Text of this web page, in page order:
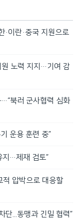
·이란·중국 지원으로
원 노력 지지…기여 감
북러 군사협력 심화
운용 훈련 중”
지…제재 검토”
적 압박으로 대응할
단...동맹과 긴밀 협력”